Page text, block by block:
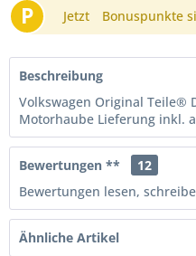
P Jetzt Bonuspunkte
Beschreibung
Volkswagen Original Teile®
Motorhaube Lieferung inkl.
Bewertungen **
12
Bewertungen lesen,
Ähnliche Artikel